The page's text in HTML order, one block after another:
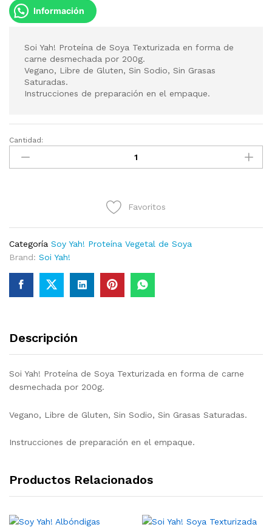
Información
Soi Yah! Proteína de Soya Texturizada en forma de
carne desmechada por 200g.
Vegano, Libre de Gluten, Sin Sodio, Sin Grasas
Saturadas.
Instrucciones de preparación en el empaque.
Soi
Yah!
tipo
Cantidad:
Favoritos
Categoría Soy Yah! Proteína Vegetal de Soya
Brand: Soi Yah!
Descripción
Soi Yah! Proteína de Soya Texturizada en forma de carne
desmechada por 200g.
Vegano, Libre de Gluten, Sin Sodio, Sin Grasas Saturadas.
Instrucciones de preparación en el empaque.
Productos Relacionados